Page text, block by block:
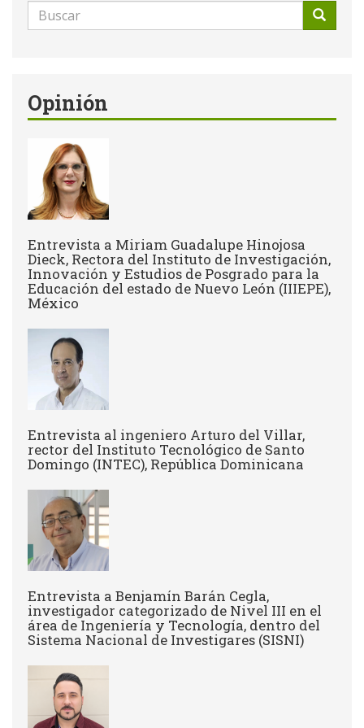
Formulario
de
Opinión
Entrevista a Miriam Guadalupe Hinojosa
Dieck, Rectora del Instituto de Investigación,
Innovación y Estudios de Posgrado para la
Educación del estado de Nuevo León (IIIEPE),
México
Entrevista al ingeniero Arturo del Villar,
rector del Instituto Tecnológico de Santo
Domingo (INTEC), República Dominicana
Entrevista a Benjamín Barán Cegla,
investigador categorizado de Nivel III en el
área de Ingeniería y Tecnología, dentro del
Sistema Nacional de Investigares (SISNI)